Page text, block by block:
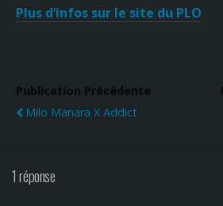
Plus d’infos sur le site du PLO
Publication Précédente
Milo Manara X Addict
1 réponse